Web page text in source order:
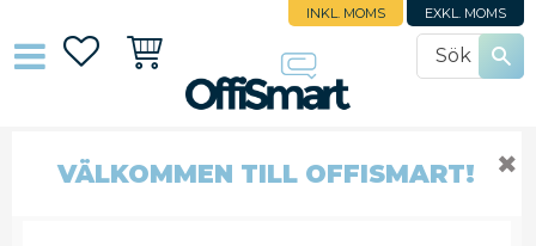
INKL. MOMS EXKL. MOMS
FavoriterKundvagn
MÖSS
VÄLKOMMEN TILL OFFISMART! ✖